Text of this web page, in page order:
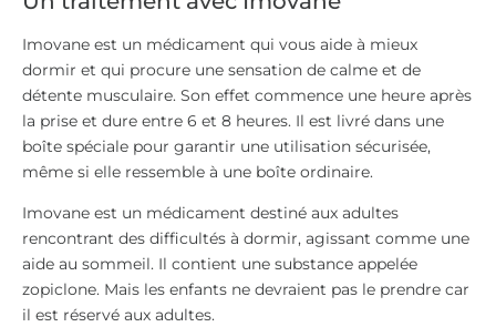
Imovane est un médicament qui vous aide à mieux
dormir et qui procure une sensation de calme et de
détente musculaire. Son effet commence une heure après
la prise et dure entre 6 et 8 heures. Il est livré dans une
boîte spéciale pour garantir une utilisation sécurisée,
même si elle ressemble à une boîte ordinaire.
Imovane est un médicament destiné aux adultes
rencontrant des difficultés à dormir, agissant comme une
aide au sommeil. Il contient une substance appelée
zopiclone. Mais les enfants ne devraient pas le prendre car
il est réservé aux adultes.